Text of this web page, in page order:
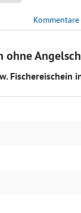
Kommentare
Fischereischein